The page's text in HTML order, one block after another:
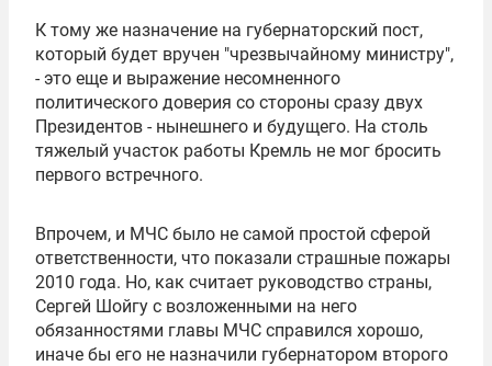
К тому же назначение на губернаторский пост,
который будет вручен "чрезвычайному министру",
- это еще и выражение несомненного
политического доверия со стороны сразу двух
Президентов - нынешнего и будущего. На столь
тяжелый участок работы Кремль не мог бросить
первого встречного.
Впрочем, и МЧС было не самой простой сферой
ответственности, что показали страшные пожары
2010 года. Но, как считает руководство страны,
Сергей Шойгу с возложенными на него
обязанностями главы МЧС справился хорошо,
иначе бы его не назначили губернатором второго